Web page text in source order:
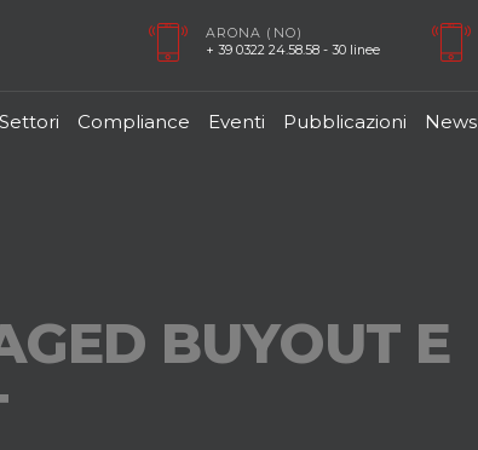
ARONA (NO)
+ 39 0322 24.58.58 - 30 linee
Settori Compliance Eventi Pubblicazioni News
BUYOUT E